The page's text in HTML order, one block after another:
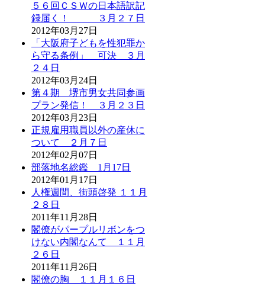
５６回ＣＳＷの日本語訳記
録届く！ ３月２７日
2012年03月27日
「大阪府子どもを性犯罪か
ら守る条例」 可決 ３月
２４日
2012年03月24日
第４期 堺市男女共同参画
プラン発信！ ３月２３日
2012年03月23日
正規雇用職員以外の産休に
ついて ２月７日
2012年02月07日
部落地名総鑑 1月17日
2012年01月17日
人権週間、街頭啓発 １１月
２８日
2011年11月28日
閣僚がパープルリボンをつ
けない内閣なんて １１月
２６日
2011年11月26日
閣僚の胸 １１月１６日